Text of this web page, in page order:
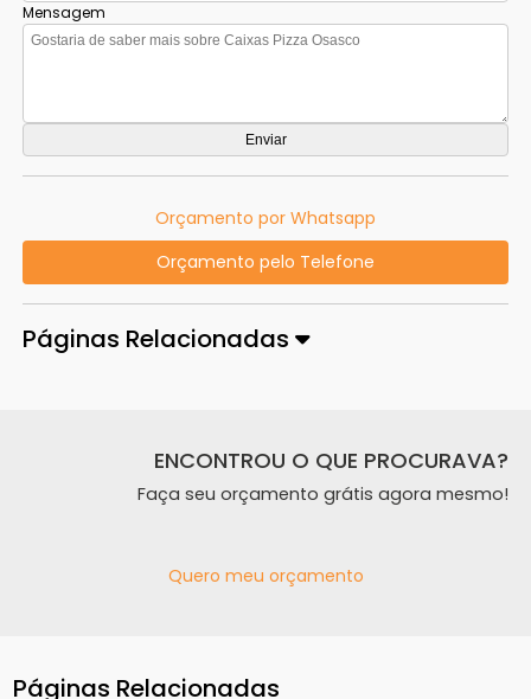
Mensagem
Orçamento por Whatsapp
Orçamento pelo Telefone
Páginas Relacionadas
ENCONTROU O QUE PROCURAVA?
Faça seu orçamento grátis agora mesmo!
Quero meu orçamento
Páginas Relacionadas